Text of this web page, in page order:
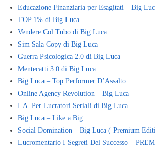
Educazione Finanziaria per Esagitati – Big
TOP 1% di Big Luca
Vendere Col Tubo di Big Luca
Sim Sala Copy di Big Luca
Guerra Psicologica 2.0 di Big Luca
Mentecatti 3.0 di Big Luca
Big Luca – Top Performer D’Assalto
Online Agency Revolution – Big Luca
I.A. Per Lucratori Seriali di Big Luca
Big Luca – Like a Big
Social Domination – Big Luca ( Premium
Lucromentario I Segreti Del Successo –